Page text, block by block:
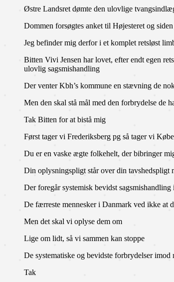
Østre Landsret dømte den ulovlige
Dommen forsøgtes anket til Højesteret og
Jeg befinder mig derfor i et komplet retsløst
Bitten Vivi Jensen har lovet, efter endt egen
ulovlig sagsmishandling
Der venter Kbh’s kommune en stævning de
Men den skal stå mål med den forbrydelse de
Tak Bitten for at bistå mig
Først tager vi Frederiksberg pg så tager vi
Du er en vaske ægte folkehelt, der bibringer
Din oplysningspligt står over din tavshedspligt
Der foregår systemisk bevidst
De færreste mennesker i Danmark ved ikke at
Men det skal vi oplyse dem om
Lige om lidt, så vi sammen kan stoppe
De systematiske og bevidste forbrydelser imod
Tak